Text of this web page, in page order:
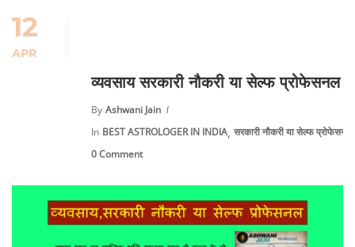
12
APR
व्यवसाय सरकारी नौकरी या सेल्फ प्रोफेसनल
By Ashwani Jain
In BEST ASTROLOGER IN INDIA, सरकारी नौकरी या सेल्फ प्रोफेसनल
0 Comment